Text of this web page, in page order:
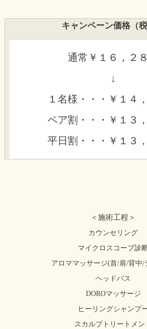
キャンペーン価格（税
通常￥１６，２
​​​↓
１名様・・・￥１４
ペア割・・・￥１３
平日割・・・￥１３
＜施術工程＞
カウンセリング
マイクロスコープ診
アロママッサージ(首/肩/背中/
ヘッドバス
DOROマッサージ
ヒーリングシャンプ
スカルプトリートメン